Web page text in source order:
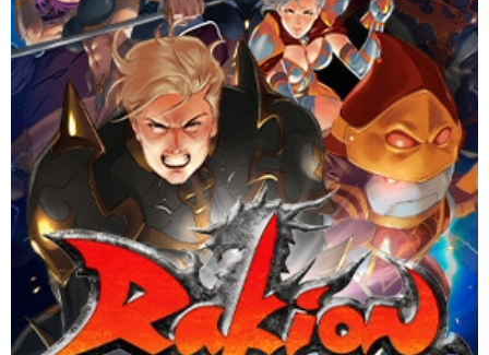
Rakion เน้นการต่อสู้ดาบกับดาบที่มันส์หยด ด้วยตัวละครและฉากสไตล์
RPG พร้อมกับแผนการต่อสู้เชิงกลยุทธ์ที่เจ๋งที่สุด เพื่อมอบ
ประสบการณ์การต่อสู้สุดระห่ำให้คุณ!
Website
Download